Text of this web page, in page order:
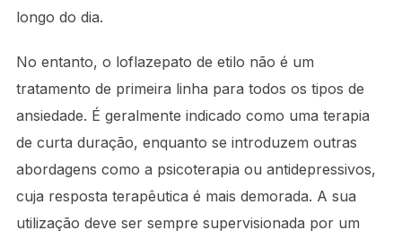
longo do dia.
No entanto, o loflazepato de etilo não é um
tratamento de primeira linha para todos os tipos de
ansiedade. É geralmente indicado como uma terapia
de curta duração, enquanto se introduzem outras
abordagens como a psicoterapia ou antidepressivos,
cuja resposta terapêutica é mais demorada. A sua
utilização deve ser sempre supervisionada por um